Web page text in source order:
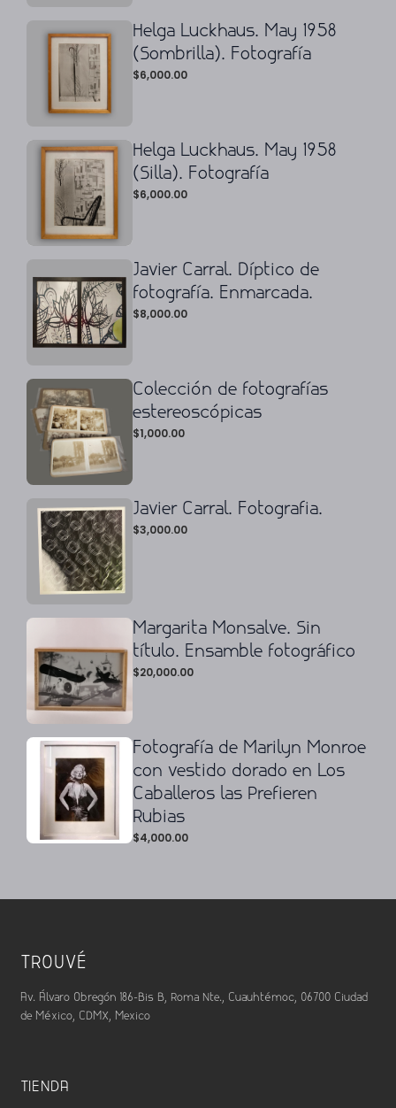
Helga Luckhaus. May 1958
(Sombrilla). Fotografía
$6,000.00
Helga Luckhaus. May 1958
(Silla). Fotografía
$6,000.00
Javier Carral. Díptico de
fotografía. Enmarcada.
$8,000.00
Colección de fotografías
estereoscópicas
$1,000.00
Javier Carral. Fotografia.
$3,000.00
Margarita Monsalve. Sin
título. Ensamble fotográfico
$20,000.00
Fotografía de Marilyn Monroe
con vestido dorado en Los
Caballeros las Prefieren
Rubias
$4,000.00
TROUVÉ
Av. Álvaro Obregón 186-Bis B, Roma Nte., Cuauhtémoc, 06700 Ciudad
de México, CDMX, Mexico
TIENDA